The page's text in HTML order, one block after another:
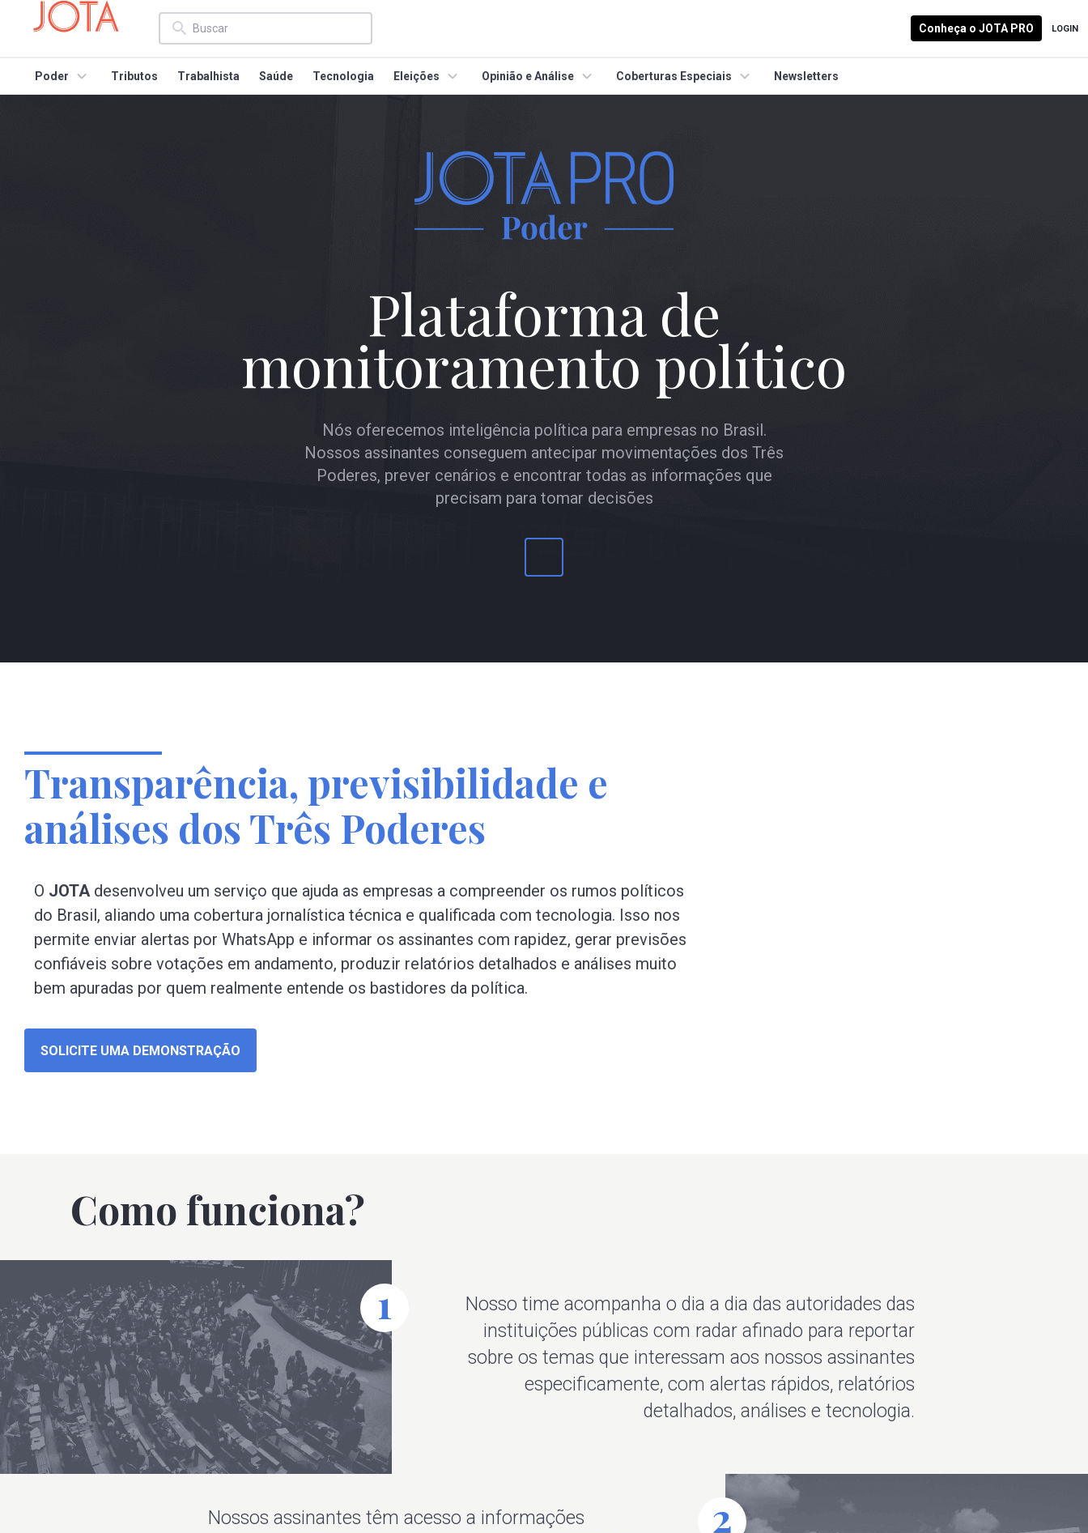
Conheça o JOTA PRO LOGIN
Poder Tributos Trabalhista Saúde Tecnologia Eleições Opinião e Análise Coberturas Especiais Newsletters
Plataforma de
monitoramento político
Nós oferecemos inteligência política para empresas no Brasil.
Nossos assinantes conseguem antecipar movimentações dos Três
Poderes, prever cenários e encontrar todas as informações que
precisam para tomar decisões
Transparência, previsibilidade e
análises dos Três Poderes
O JOTA desenvolveu um serviço que ajuda as empresas a compreender os rumos políticos
do Brasil, aliando uma cobertura jornalística técnica e qualificada com tecnologia. Isso nos
permite enviar alertas por WhatsApp e informar os assinantes com rapidez, gerar previsões
confiáveis sobre votações em andamento, produzir relatórios detalhados e análises muito
bem apuradas por quem realmente entende os bastidores da política.
SOLICITE UMA DEMONSTRAÇÃO
Como funciona?
Nosso time acompanha o dia a dia das autoridades das
instituições públicas com radar afinado para reportar
sobre os temas que interessam aos nossos assinantes
especificamente, com alertas rápidos, relatórios
detalhados, análises e tecnologia.
Nossos assinantes têm acesso a informações